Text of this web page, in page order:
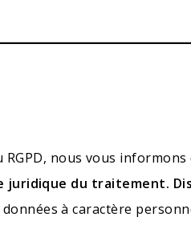
nous vous
juridique du traitement.
à caractère